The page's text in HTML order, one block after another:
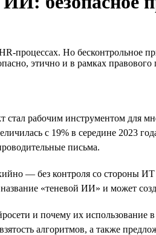
процессах. Но бесконтрольное
этично и в рамках правового
стал рабочим инструментом для
с 19% в середине 2023
письма.
— без контроля со стороны
«теневой ИИ» и может
и почему их
алгоритмов, а также